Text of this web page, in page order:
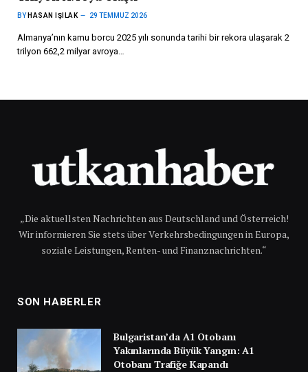
BY HASAN IŞILAK 29 TEMMUZ 2026
Almanya’nın kamu borcu 2025 yılı sonunda tarihi bir rekora ulaşarak 2
trilyon 662,2 milyar avroya…
„Die aktuellsten Nachrichten aus Deutschland und Österreich!
Wir informieren Sie stets über Verkehrsbedingungen in Europa,
soziale Leistungen, Renten- und Finanznachrichten.“
SON HABERLER
Bulgaristan’da A1 Otobanı
Yakınlarında Büyük Yangın: A1
Otobanı Trafiğe Kapandı